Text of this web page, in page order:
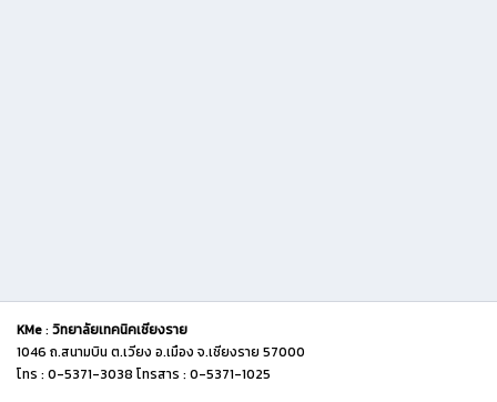
KMe: วิทยาลัยเทคนิคเชียงราย
1046 ถ.สนามบิน ต.เวียง อ.เมือง จ.เชียงราย 57000
โทร : 0-5371-3038 โทรสาร : 0-5371-1025